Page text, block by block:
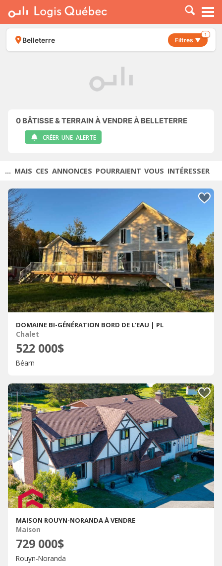
À LOUER
À VENDRE
PLACER UNE ANNONCE
Belleterre Filtres ▼
1
0 BÂTISSE & TERRAIN À VENDRE À BELLETERRE
CRÉER UNE ALERTE
... MAIS CES ANNONCES POURRAIENT VOUS INTÉRESSER
DOMAINE BI-GÉNÉRATION BORD DE L'EAU | PL
Chalet
522 000$
Béarn
MAISON ROUYN-NORANDA À VENDRE
Maison
729 000$
Rouyn-Noranda